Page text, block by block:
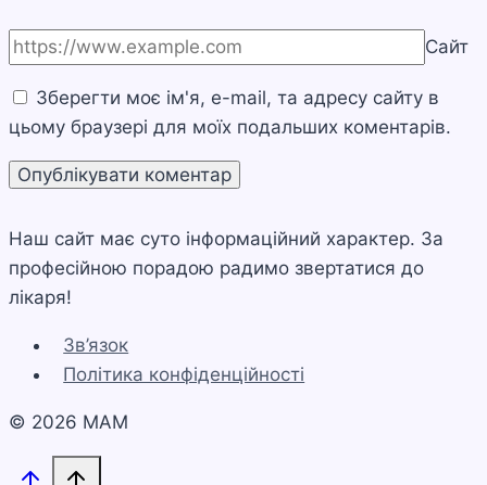
Сайт
Зберегти моє ім'я, e-mail, та адресу сайту в
цьому браузері для моїх подальших коментарів.
Наш сайт має суто інформаційний характер. За
професійною порадою радимо звертатися до
лікаря!
Зв’язок
Політика конфіденційності
© 2026 МАМ